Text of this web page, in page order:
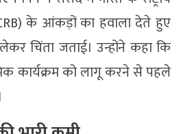
के आंकड़ों का हवाला देते हुए
चिंता जताई। उन्होंने कहा कि
कार्यक्रम को लागू करने से पहले